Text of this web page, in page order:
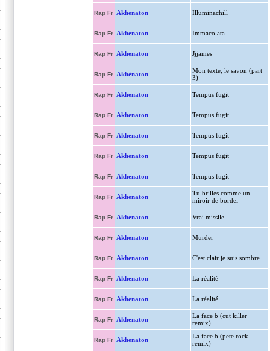
Rap Fr Akhenaton Illuminachill
Rap Fr Akhenaton Immacolata
Rap Fr Akhenaton Jjjames
Rap Fr Akhénaton
Mon texte, le savon (part
3)
Rap Fr Akhenaton Tempus fugit
Rap Fr Akhenaton Tempus fugit
Rap Fr Akhenaton Tempus fugit
Rap Fr Akhenaton Tempus fugit
Rap Fr Akhenaton Tempus fugit
Rap Fr Akhenaton
Tu brilles comme un
miroir de bordel
Rap Fr Akhenaton Vrai missile
Rap Fr Akhenaton Murder
Rap Fr Akhenaton C'est clair je suis sombre
Rap Fr Akhenaton La réalité
Rap Fr Akhenaton La réalité
Rap Fr Akhenaton
La face b (cut killer
remix)
Rap Fr Akhenaton
La face b (pete rock
remix)